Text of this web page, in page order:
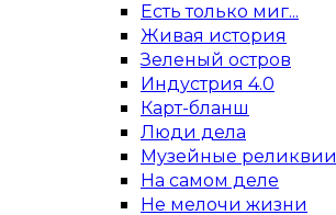
Есть только миг...
Живая история
Зеленый остров
Индустрия 4.0
Карт-бланш
Люди дела
Музейные реликвии
На самом деле
Не мелочи жизни